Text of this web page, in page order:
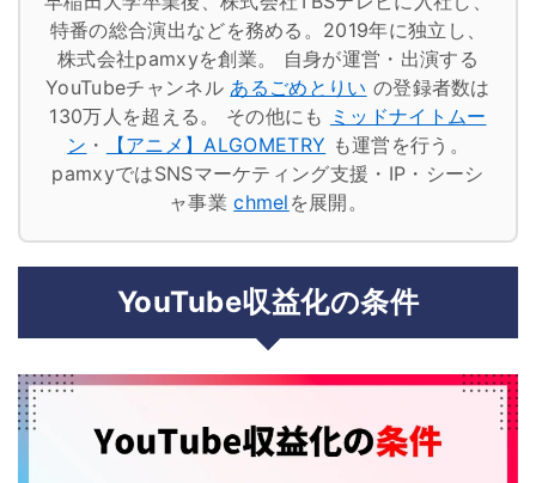
特番の総合演出などを務める。2019年に独立し、
株式会社pamxyを創業。
自身が運営・出演する
YouTubeチャンネル あるごめとりい の登録者数は
130万人を超える。
その他にも ミッドナイトムー
ン ・ 【アニメ】ALGOMETRY も運営を行う。
pamxyではSNSマーケティング支援・IP・シーシ
ャ事業chmel を展開。
YouTube収益化の条件